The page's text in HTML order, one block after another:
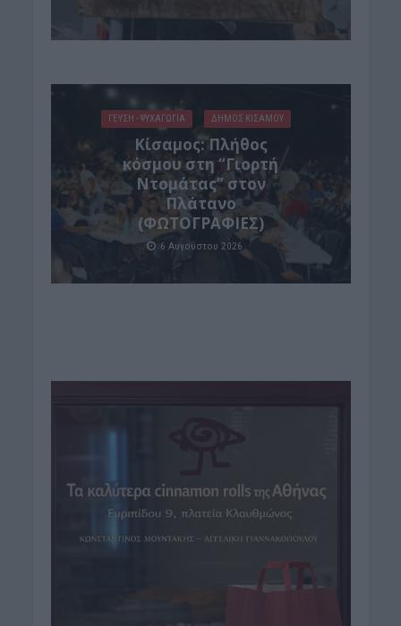
ΓΕΎΣΗ - ΨΥΧΑΓΩΓΊΑ ΔΉΜΟΣ ΚΙΣΆΜΟΥ
Κίσαμος: Πλήθος
κόσμου στη “Γιορτή
Ντομάτας” στον
Πλάτανο
(ΦΩΤΟΓΡΑΦΙΕΣ)
6 Αυγούστου 2026